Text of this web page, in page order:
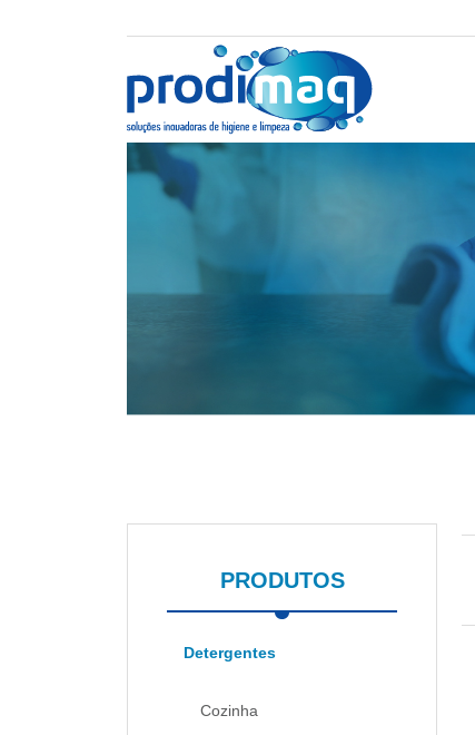
PRODUTOS
Detergentes
Cozinha